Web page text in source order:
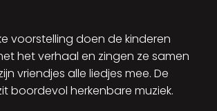
voorstelling doen de kinderen
het verhaal en zingen ze samen
vriendjes alle liedjes mee. De
boordevol herkenbare muziek.